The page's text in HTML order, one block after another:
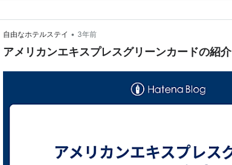
自由なホテルステイ • 3年前
アメリカンエキスプレスグリーンカードの紹介